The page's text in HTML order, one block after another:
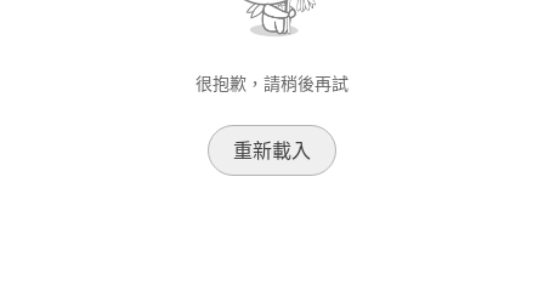
很抱歉，請稍後再試
重新載入